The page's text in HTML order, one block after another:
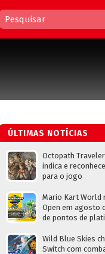
ÚLTIMAS NOTÍCIAS
Octopath
indica e
para o jogo
Mario Kart World
Open em agosto
de pontos de
Wild Blue Skies
Switch com